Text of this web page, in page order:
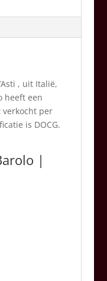
, uit Italië,
heeft een
per
is DOCG.
|